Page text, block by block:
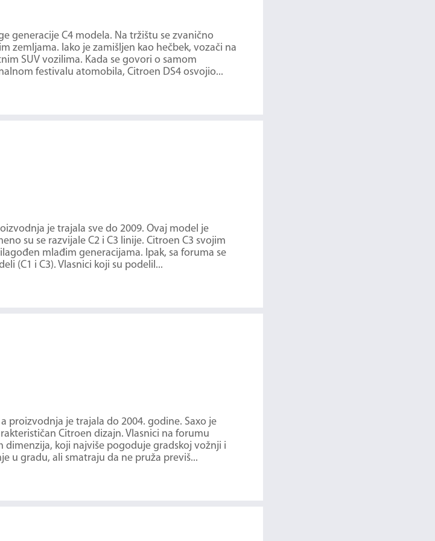
generacije C4 modela. Na tržištu se zvanično
zemljama. Iako je zamišljen kao hečbek, vozači na
SUV vozilima. Kada se govori o samom
festivalu atomobila, Citroen DS4 osvojio...
je trajala sve do 2009. Ovaj model je
su se razvijale C2 i C3 linije. Citroen C3 svojim
mlađim generacijama. Ipak, sa foruma se
(C1 i C3). Vlasnici koji su podelil...
proizvodnja je trajala do 2004. godine. Saxo je
Citroen dizajn. Vlasnici na forumu
koji najviše pogoduje gradskoj vožnji i
u gradu, ali smatraju da ne pruža previš...